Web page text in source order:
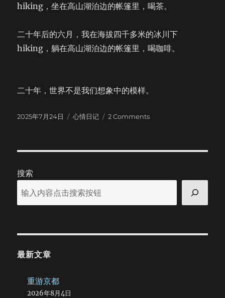
hiking，坐在高山湖泊边的帐篷里，喝茶。
二十年后的六月，我在海拔四千多米的冰川下
hiking，躺在高山湖泊边的帐篷里，喝咖啡。
二十年，世界不是我们想象中的模样。
Posted
2025年7月24日 Categories
心情日记 2 Commentson
搜索
最新文章
重游京都
2026年8月4日